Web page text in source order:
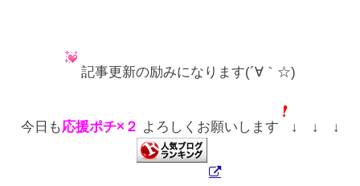
記事更新の励みになります(´∀｀☆)
今日も応援ポチ×２ よろしくお願いします ↓ ↓ ↓